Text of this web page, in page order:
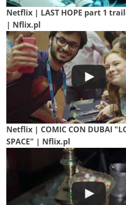
Netflix | LAST HOPE part 1
| Nflix.pl
Netflix | COMIC CON DUBAI
SPACE" | Nflix.pl